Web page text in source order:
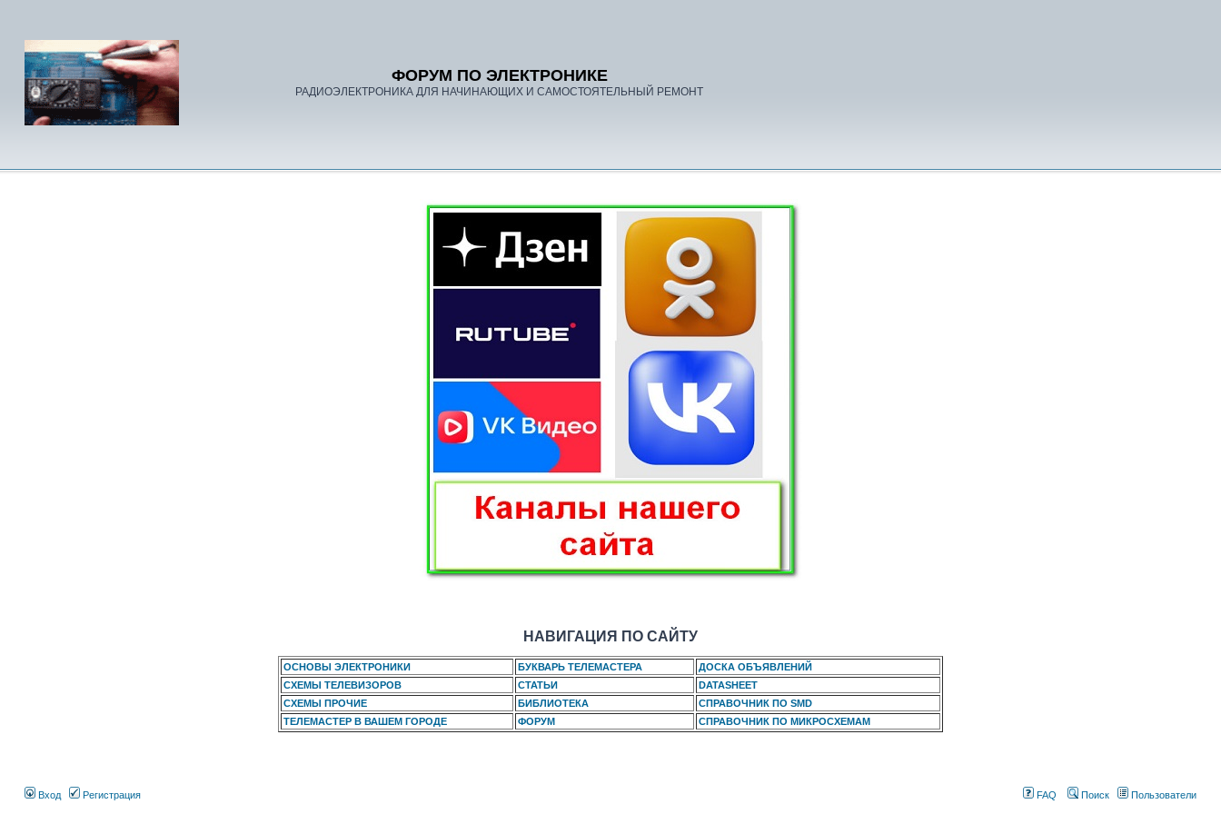
ФОРУМ ПО ЭЛЕКТРОНИКЕ
РАДИОЭЛЕКТРОНИКА ДЛЯ НАЧИНАЮЩИХ И САМОСТОЯТЕЛЬНЫЙ РЕМОНТ
НАВИГАЦИЯ ПО САЙТУ
ОСНОВЫ ЭЛЕКТРОНИКИ БУКВАРЬ ТЕЛЕМАСТЕРА
ДОСКА ОБЪЯВЛЕНИЙ
СХЕМЫ ТЕЛЕВИЗОРОВ
СТАТЬИ
DATASHEET
СХЕМЫ ПРОЧИЕ
БИБЛИОТЕКА
СПРАВОЧНИК ПО SMD
ТЕЛЕМАСТЕР В ВАШЕМ ГОРОДЕ
ФОРУМ СПРАВОЧНИК ПО МИКРОСХЕМАМ
Вход Регистрация FAQ Поиск Пользователи